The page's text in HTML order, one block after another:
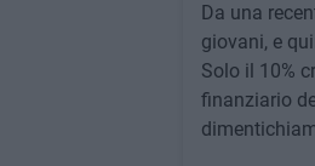
Da una
giovani, e
Solo il 10%
finanziario